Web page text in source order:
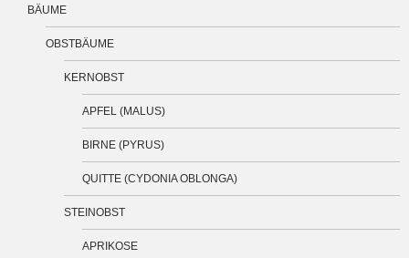
BÄUME
OBSTBÄUME
KERNOBST
APFEL (MALUS)
BIRNE (PYRUS)
QUITTE (CYDONIA OBLONGA)
STEINOBST
APRIKOSE